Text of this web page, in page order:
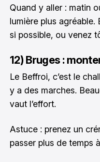
Quand y aller : matin
lumière plus agréable.
si possible, ou venez
12) Bruges :
Le Beffroi, c’est le
y a des marches.
vaut l’effort.
Astuce : prenez un
passer plus de temps